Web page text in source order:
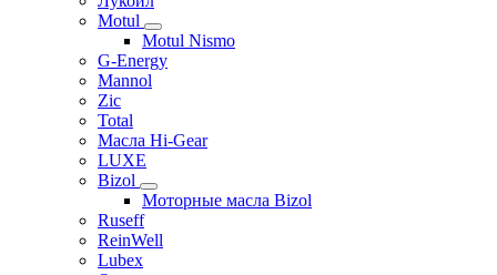
Motul
Motul Nismo
G-Energy
Mannol
Zic
Total
Масла Hi-Gear
LUXE
Bizol
Моторные масла Bizol
Ruseff
ReinWell
Lubex